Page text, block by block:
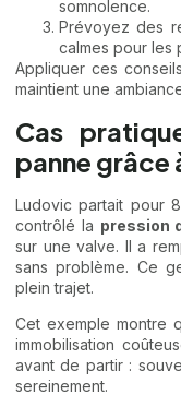
somnolence.
Prévoyez des
calmes pour les
Appliquer ces
maintient une
Cas
panne grâce
Ludovic partait pour
contrôlé la pression
sur une valve. Il a
sans problème. Ce
plein trajet.
Cet exemple montre
immobilisation
avant de partir :
sereinement.